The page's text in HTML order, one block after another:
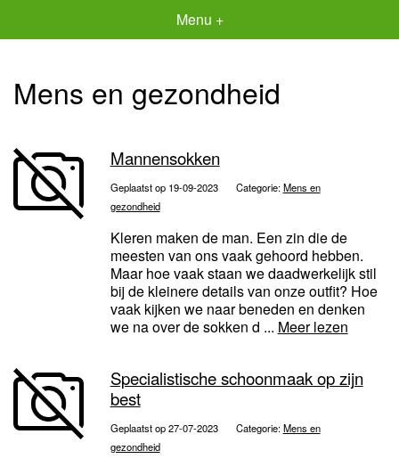
Menu +
Mens en gezondheid
Mannensokken
Geplaatst op 19-09-2023 Categorie:Mens en
gezondheid
Kleren maken de man. Een zin die de
meesten van ons vaak gehoord hebben.
Maar hoe vaak staan we daadwerkelijk stil
bij de kleinere details van onze outfit? Hoe
vaak kijken we naar beneden en denken
we na over de sokken d ... Meer lezen
Specialistische schoonmaak op zijn
best
Geplaatst op 27-07-2023 Categorie:Mens en
gezondheid